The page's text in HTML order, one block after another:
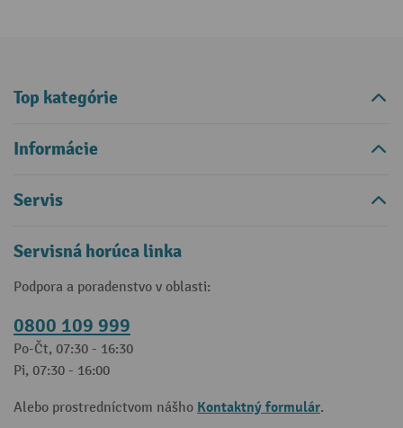
Top kategórie
Informácie
Servis
Servisná horúca linka
Podpora a poradenstvo v oblasti:
0800 109 999
Po-Čt, 07:30 - 16:30
Pi, 07:30 - 16:00
Alebo prostredníctvom nášho Kontaktný formulár.